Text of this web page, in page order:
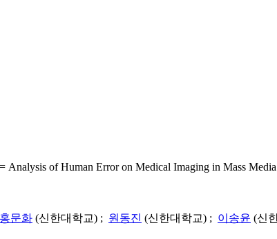
of Human Error on Medical Imaging in Mass Media
홍문화 (신한대학교) ; 원동진 (신한대학교) ; 이송윤 (신